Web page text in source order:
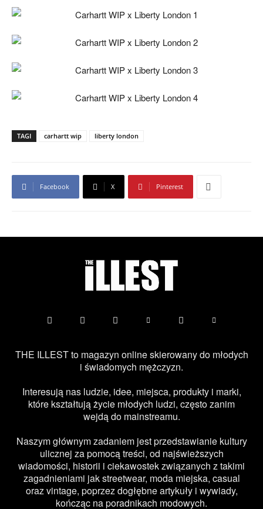
TAGI carhartt wip liberty london
Facebook X Pinterest
THE ILLEST to magazyn online skierowany do młodych
i świadomych mężczyzn.
Interesują nas ludzie, idee, miejsca, produkty i marki,
które kształtują życie młodych ludzi, często zanim
wejdą do mainstreamu.
Naszym głównym zadaniem jest przedstawianie kultury
ulicznej za pomocą treści, od najświeższych
wiadomości, historii i ciekawostek związanych z takimi
zagadnieniami jak streetwear, moda miejska, casual
oraz vintage, poprzez dogłębne artykuły i wywiady,
kończąc na poradnikach modowych.